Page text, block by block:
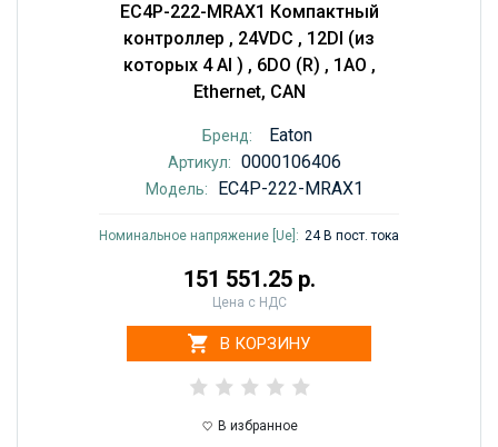
EC4P-222-MRAX1 Компактный
контроллер , 24VDC , 12DI (из
которых 4 AI ) , 6DO (R) , 1AO ,
Ethernet, CAN
Бренд: Eaton
Артикул: 0000106406
Модель: EC4P-222-MRAX1
Номинальное напряжение [Ue]: 24 В пост. тока
151 551.25 р.
Цена с НДС
В КОРЗИНУ
В избранное